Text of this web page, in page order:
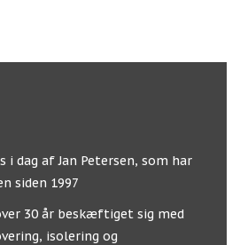
i dag af Jan Petersen, som har
siden 1997
30 år beskæftiget sig med
isolering og